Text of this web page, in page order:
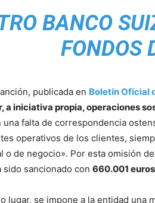
BANCO
FONDOS
publicada en Boletín Oficial
a iniciativa propia, operaciones
una falta de correspondencia
operativos de los clientes,
o de negocio». Por esta omisión
sido sancionado con 660.001 euros
lugar, se impone a la entidad una